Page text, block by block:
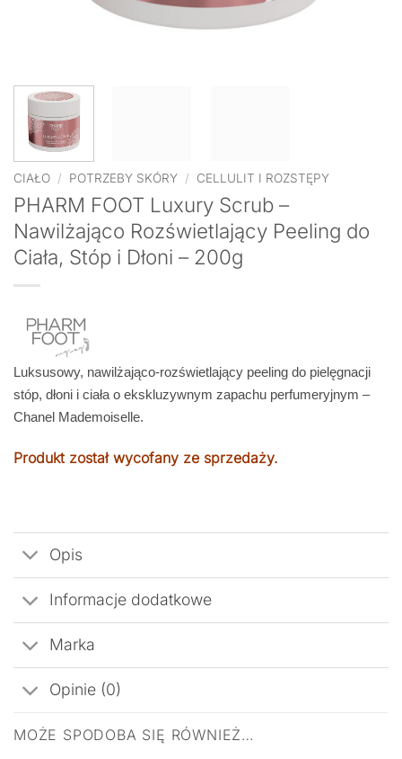
CIAŁO / POTRZEBY SKÓRY / CELLULIT I ROZSTĘPY
PHARM FOOT Luxury Scrub –
Nawilżająco Rozświetlający Peeling do
Ciała, Stóp i Dłoni – 200g
Luksusowy, nawilżająco-rozświetlający peeling do pielęgnacji
stóp, dłoni i ciała o ekskluzywnym zapachu perfumeryjnym –
Chanel Mademoiselle.
Produkt został wycofany ze sprzedaży.
Opis
Informacje dodatkowe
Marka
Opinie (0)
MOŻE SPODOBA SIĘ RÓWNIEŻ…